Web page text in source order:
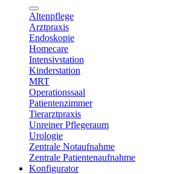
Altenpflege
Arztpraxis
Endoskopie
Homecare
Intensivstation
Kinderstation
MRT
Operationssaal
Patientenzimmer
Tierarztpraxis
Unreiner Pflegeraum
Urologie
Zentrale Notaufnahme
Zentrale Patientenaufnahme
Konfigurator